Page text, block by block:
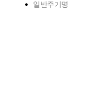
일반주기명